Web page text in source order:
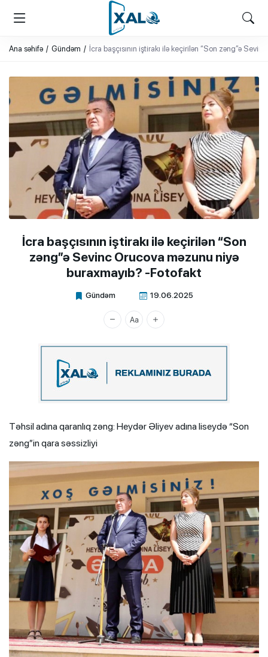
XALQ.ONLINE
ONLAYN PLATFORMA
Ana səhifə Gündəm İcra başçısının iştirakı ilə keçirilən “Son zəng”ə
İcra başçısının iştirakı ilə keçirilən “Son
zəng”ə Sevinc Orucova məzunu niyə
buraxmayıb? -Fotofakt
Gündəm 19.06.2025
Xalq.Online
Təhsil adına qaranlıq zəng: Heydər Əliyev adına liseydə “Son
zəng”in qara səssizliyi